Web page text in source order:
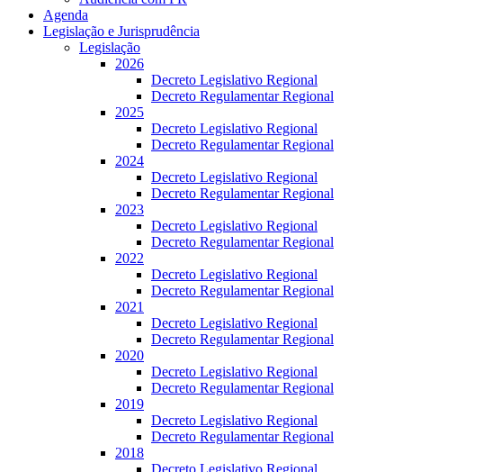
Agenda
Legislação e Jurisprudência
Legislação
2026
Decreto Legislativo Regional
Decreto Regulamentar Regional
2025
Decreto Legislativo Regional
Decreto Regulamentar Regional
2024
Decreto Legislativo Regional
Decreto Regulamentar Regional
2023
Decreto Legislativo Regional
Decreto Regulamentar Regional
2022
Decreto Legislativo Regional
Decreto Regulamentar Regional
2021
Decreto Legislativo Regional
Decreto Regulamentar Regional
2020
Decreto Legislativo Regional
Decreto Regulamentar Regional
2019
Decreto Legislativo Regional
Decreto Regulamentar Regional
2018
Decreto Legislativo Regional